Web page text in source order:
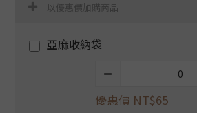
以優惠價加購商品
亞麻收納袋
優惠價 NT$65